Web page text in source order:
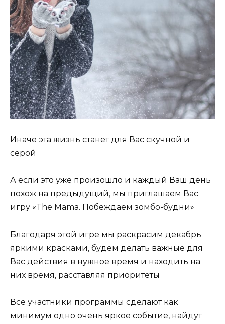
Иначе эта жизнь станет для Вас скучной и
серой
А если это уже произошло и каждый Ваш день
похож на предыдущий, мы приглашаем Вас
игру «The Mama. Побеждаем зомбо-будни»
Благодаря этой игре мы раскрасим декабрь
яркими красками, будем делать важные для
Вас действия в нужное время и находить на
них время, расставляя приоритеты
Все участники программы сделают как
минимум одно очень яркое событие, найдут